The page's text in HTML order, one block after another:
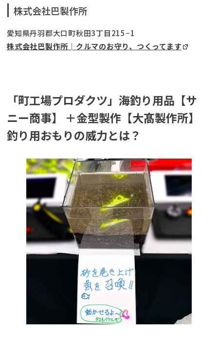
株式会社巴製作所
愛知県丹羽郡大口町秋田3丁目215−1
株式会社巴製作所│クルマのお守り、つくってます
「町工場プロダクツ」海釣り用品【サ
ニー商事】 ＋金型製作【大髙製作所】
釣り用おもりの威力とは？